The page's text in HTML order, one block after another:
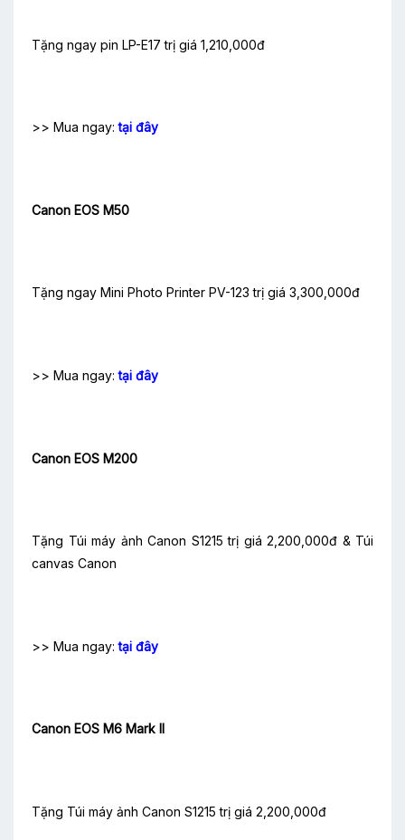
Tặng ngay pin LP-E17 trị giá 1,210,000đ
>> Mua ngay:tại đây
Canon EOS M50
Tặng ngay Mini Photo Printer PV-123 trị giá 3,300,000đ
>> Mua ngay:tại đây
Canon EOS M200
Tặng Túi máy ảnh Canon S1215 trị giá 2,200,000đ & Túi
canvas Canon
>> Mua ngay:tại đây
Canon EOS M6 Mark II
Tặng Túi máy ảnh Canon S1215 trị giá 2,200,000đ